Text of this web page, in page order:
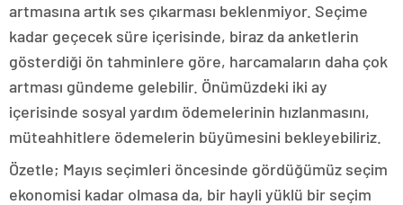
artmasına artık ses çıkarması beklenmiyor. Seçime
kadar geçecek süre içerisinde, biraz da anketlerin
gösterdiği ön tahminlere göre, harcamaların daha çok
artması gündeme gelebilir. Önümüzdeki iki ay
içerisinde sosyal yardım ödemelerinin hızlanmasını,
müteahhitlere ödemelerin büyümesini bekleyebiliriz.
Özetle; Mayıs seçimleri öncesinde gördüğümüz seçim
ekonomisi kadar olmasa da, bir hayli yüklü bir seçim